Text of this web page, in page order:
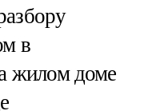
в
жилом доме